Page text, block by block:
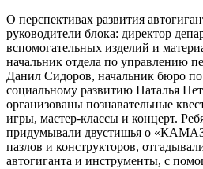
О перспективах развития
руководители блока: директор
вспомогательных изделий и
начальник отдела по управлению
Данил Сидоров, начальник бюро по
социальному развитию Наталья
организованы познавательные
игры, мастер-классы и концерт.
придумывали двустишья о
пазлов и конструкторов,
автогиганта и инструменты, с